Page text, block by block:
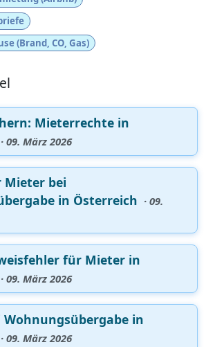
(Brand, CO, Gas)
Mieterrechte in
· 09. März 2026
Mieter bei
in Österreich · 09.
für Mieter in
· 09. März 2026
Wohnungsübergabe in
· 09. März 2026